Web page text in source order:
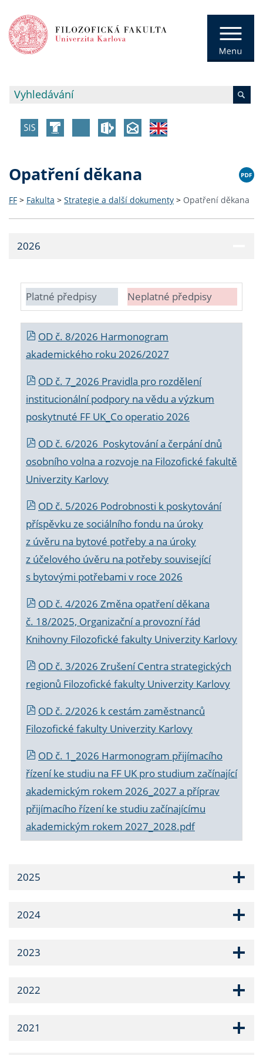
Opatření děkana
FF > Fakulta > Strategie a další dokumenty > Opatření děkana
2026
Platné předpisy Neplatné předpisy
OD č. 8/2026 Harmonogram
akademického roku 2026/2027
OD č. 7_2026 Pravidla pro rozdělení
institucionální podpory na vědu a výzkum
poskytnuté FF UK_Co operatio 2026
OD č. 6/2026 Poskytování a čerpání dnů
osobního volna a rozvoje na Filozofické fakultě
Univerzity Karlovy
OD č. 5/2026 Podrobnosti k poskytování
příspěvku ze sociálního fondu na úroky
z úvěru na bytové potřeby a na úroky
z účelového úvěru na potřeby související
s bytovými potřebami v roce 2026
OD č. 4/2026 Změna opatření děkana
č. 18/2025, Organizační a provozní řád
Knihovny Filozofické fakulty Univerzity Karlovy
OD č. 3/2026 Zrušení Centra strategických
regionů Filozofické fakulty Univerzity Karlovy
OD č. 2/2026 k cestám zaměstnanců
Filozofické fakulty Univerzity Karlovy
OD č. 1_2026 Harmonogram přijímacího
řízení ke studiu na FF UK pro studium začínající
akademickým rokem 2026_2027 a příprav
přijímacího řízení ke studiu začínajícímu
akademickým rokem 2027_2028.pdf
2025
2024
2023
2022
2021